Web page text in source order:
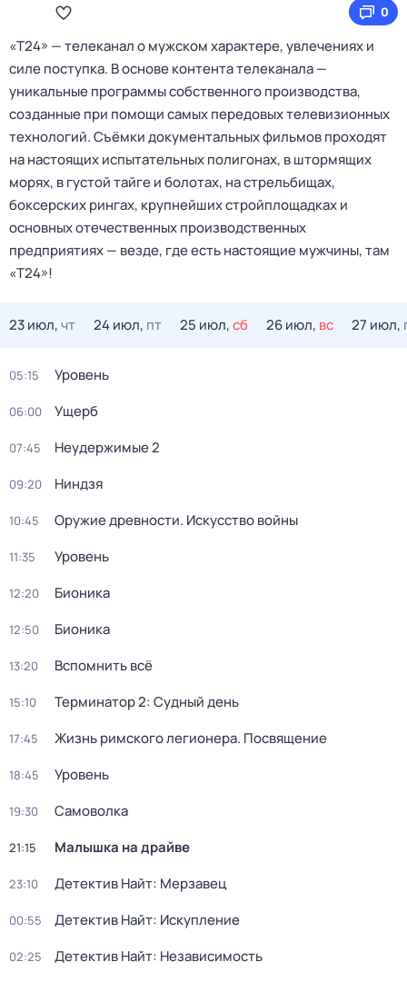
0
«Т24» — телеканал о мужском характере, увлечениях и
силе поступка. В основе контента телеканала —
уникальные программы собственного производства,
созданные при помощи самых передовых телевизионных
технологий. Съёмки документальных фильмов проходят
на настоящих испытательных полигонах, в штормящих
морях, в густой тайге и болотах, на стрельбищах,
боксерских рингах, крупнейших стройплощадках и
основных отечественных производственных
предприятиях — везде, где есть настоящие мужчины, там
«Т24»!
23 июл,чт 24 июл, пт 25 июл,сб 26 июл, вс 27 июл,
05:15 Уровень
06:00 Ущерб
07:45 Неудержимые 2
09:20 Ниндзя
10:45 Оружие древности. Искусство войны
11:35 Уровень
12:20 Бионика
12:50 Бионика
13:20 Вспомнить всё
15:10 Терминатор 2: Судный день
17:45 Жизнь римского легионера. Посвящение
18:45 Уровень
19:30 Самоволка
21:15 Малышка на драйве
23:10 Детектив Найт: Мерзавец
00:55 Детектив Найт: Искупление
02:25 Детектив Найт: Независимость